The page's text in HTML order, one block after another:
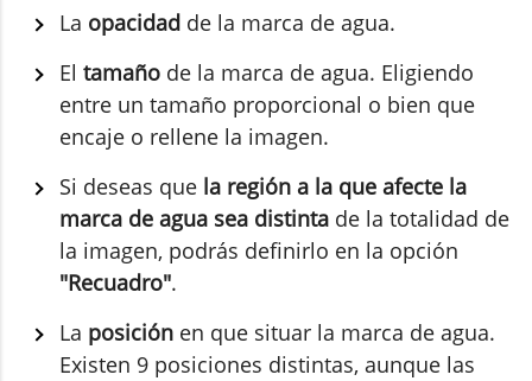
La opacidad de la marca de agua.
El tamaño de la marca de agua. Eligiendo
entre un tamaño proporcional o bien que
encaje o rellene la imagen.
Si deseas que la región a la que afecte la
marca de agua sea distinta de la totalidad de
la imagen, podrás definirlo en la opción
"Recuadro".
La posición en que situar la marca de agua.
Existen 9 posiciones distintas, aunque las